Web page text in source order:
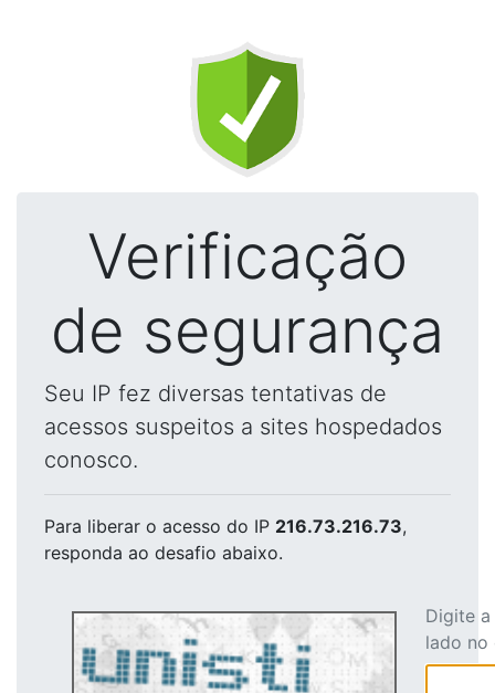
Verificação
de segurança
Seu IP fez diversas tentativas de
acessos suspeitos a sites hospedados
conosco.
Para liberar o acesso do IP 216.73.216.73,
responda ao desafio abaixo.
Digite
lado no